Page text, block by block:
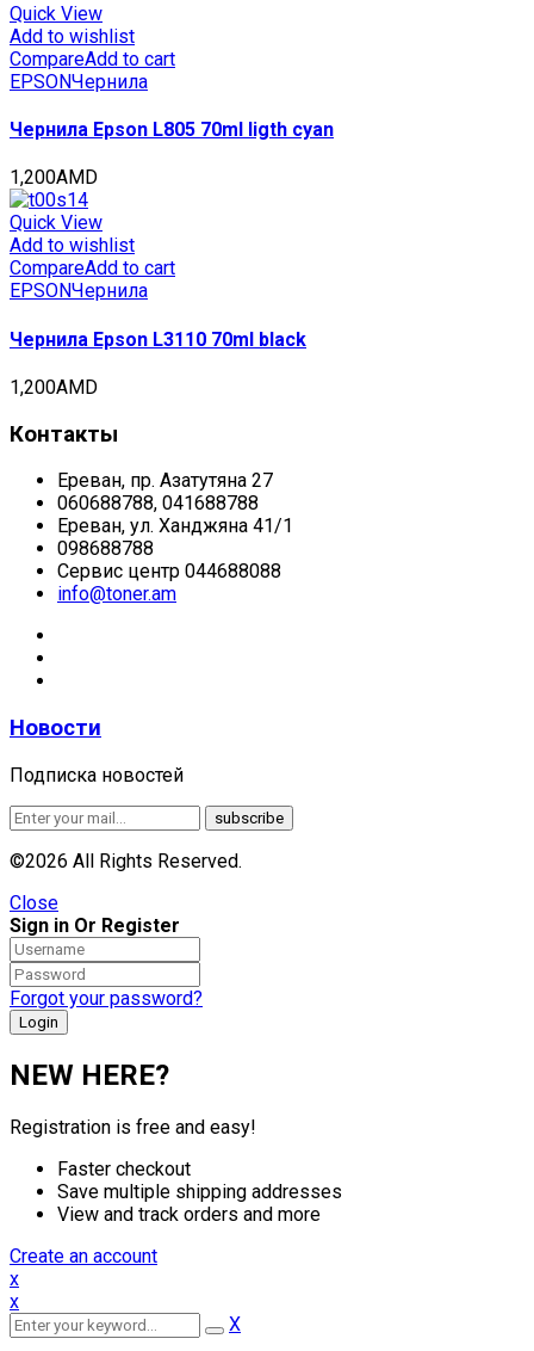
Quick View
Add to wishlist
CompareAdd to cart
EPSONЧернила
Чернила Epson L805 70ml ligth cyan
1,200AMD
Quick View
Add to wishlist
CompareAdd to cart
EPSONЧернила
Чернила Epson L3110 70ml black
1,200AMD
Контакты
Ереван, пр. Азатутяна 27
060688788, 041688788
Ереван, ул. Ханджяна 41/1
098688788
Сервис центр 044688088
info@toner.am
Новости
Подписка новостей
©2026 All Rights Reserved.
Close
Sign in Or Register
Forgot your password?
NEW HERE?
Registration is free and easy!
Faster checkout
Save multiple shipping addresses
View and track orders and more
Create an account
x
x
X